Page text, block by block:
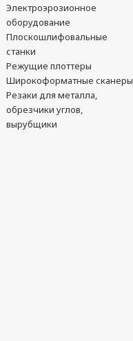
Электроэрозионное
оборудование
Плоскошлифовальные
станки
Режущие плоттеры
Широкоформатные сканеры
Резаки для металла,
обрезчики углов,
вырубщики